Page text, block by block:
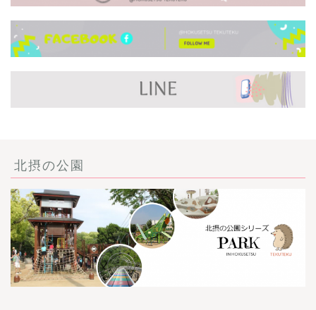
北摂の公園
ごあいさつ・自己紹介